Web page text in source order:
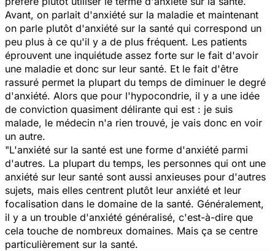
Avant, on parlait d'anxiété sur la maladie et maintenant
on parle plutôt d'anxiété sur la santé qui correspond un
peu plus à ce qu'il y a de plus fréquent. Les patients
éprouvent une inquiétude assez forte sur le fait d'avoir
une maladie et donc sur leur santé. Et le fait d'être
rassuré permet la plupart du temps de diminuer le degré
d'anxiété. Alors que pour l'hypocondrie, il y a une idée
de conviction quasiment délirante qui est : je suis
malade, le médecin n'a rien trouvé, je vais donc en voir
un autre.
"L'anxiété sur la santé est une forme d'anxiété parmi
d'autres. La plupart du temps, les personnes qui ont une
anxiété sur leur santé sont aussi anxieuses pour d'autres
sujets, mais elles centrent plutôt leur anxiété et leur
focalisation dans le domaine de la santé. Généralement,
il y a un trouble d'anxiété généralisé, c'est-à-dire que
cela touche de nombreux domaines. Mais ça se centre
particulièrement sur la santé.